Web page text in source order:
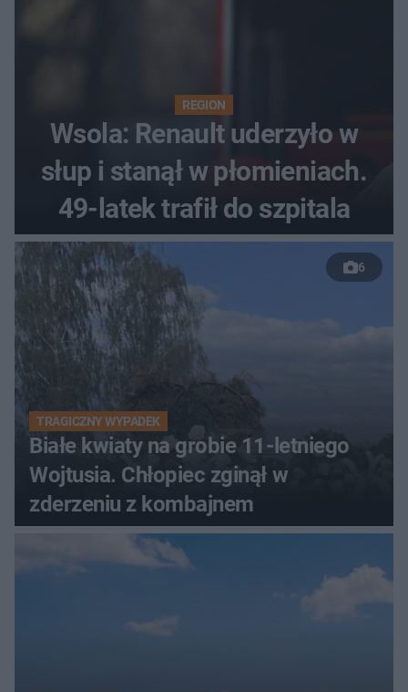
REGION
Wsola: Renault uderzyło w
słup i stanął w płomieniach.
49-latek trafił do szpitala
6
TRAGICZNY WYPADEK
Białe kwiaty na grobie 11-letniego
Wojtusia. Chłopiec zginął w
zderzeniu z kombajnem